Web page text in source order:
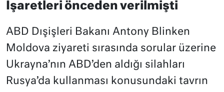
İşaretleri önceden verilmişti
ABD Dışişleri Bakanı Antony Blinken
Moldova ziyareti sırasında sorular üzerine
Ukrayna’nın ABD’den aldığı silahları
Rusya’da kullanması konusundaki tavrın